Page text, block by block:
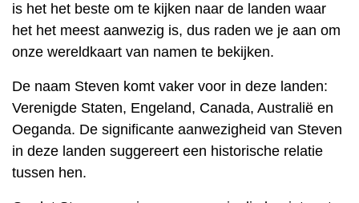
is het het beste om te kijken naar de landen waar
het het meest aanwezig is, dus raden we je aan om
onze wereldkaart van namen te bekijken.
De naam Steven komt vaker voor in deze landen:
Verenigde Staten, Engeland, Canada, Australië en
Oeganda. De significante aanwezigheid van Steven
in deze landen suggereert een historische relatie
tussen hen.